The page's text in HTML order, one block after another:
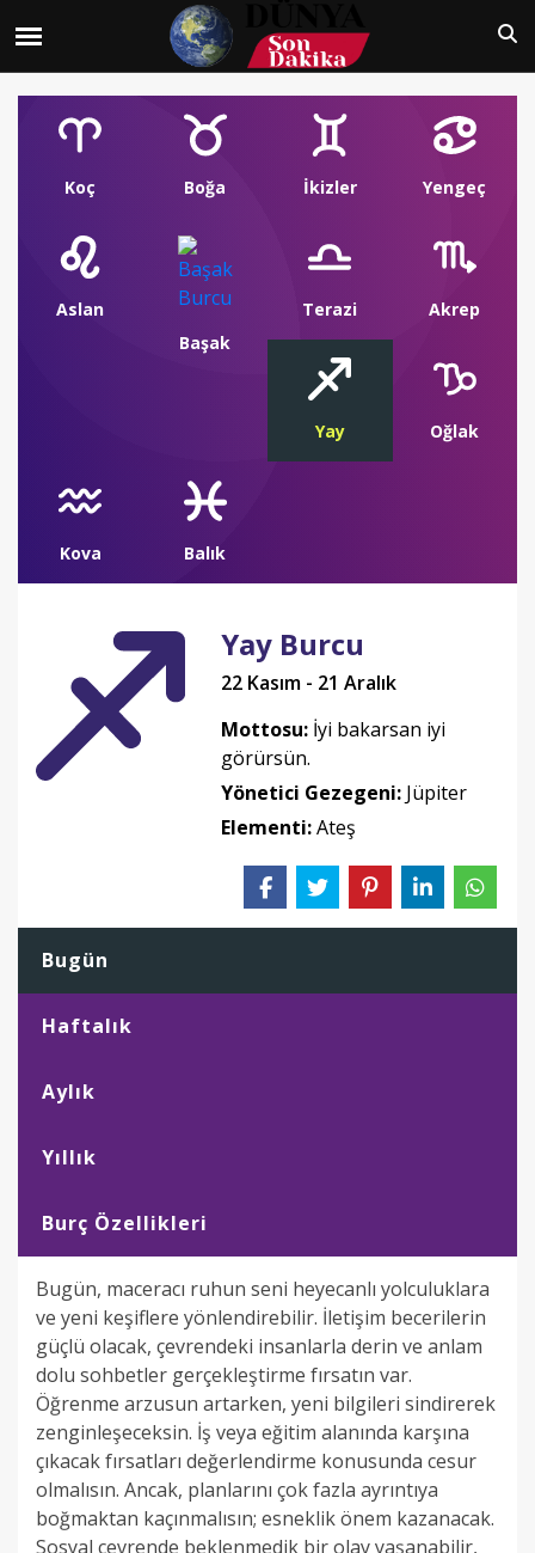
Koç Boğa İkizler Yengeç
Aslan
Başak
Terazi Akrep
Yay Oğlak
Kova Balık
Yay Burcu
22 Kasım - 21 Aralık
Mottosu: İyi bakarsan iyi
görürsün.
Yönetici Gezegeni: Jüpiter
Elementi:Ateş
Bugün
Haftalık
Aylık
Yıllık
Burç Özellikleri
Bugün, maceracı ruhun seni heyecanlı yolculuklara
ve yeni keşiflere yönlendirebilir. İletişim becerilerin
güçlü olacak, çevrendeki insanlarla derin ve anlam
dolu sohbetler gerçekleştirme fırsatın var.
Öğrenme arzusun artarken, yeni bilgileri sindirerek
zenginleşeceksin. İş veya eğitim alanında karşına
çıkacak fırsatları değerlendirme konusunda cesur
olmalısın. Ancak, planlarını çok fazla ayrıntıya
boğmaktan kaçınmalısın; esneklik önem kazanacak.
Sosyal çevrende beklenmedik bir olay yaşanabilir,